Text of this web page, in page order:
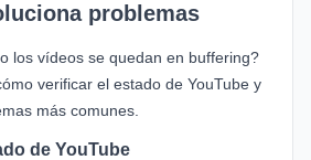
problemas
los vídeos se quedan en buffering?
verificar el estado de YouTube y
más comunes.
de YouTube